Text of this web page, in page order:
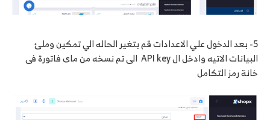
5- بعد الدخول علي الاعدادات قم بتغير الحاله الي تمكين وملئ
البيانات الاتيه وادخل ال API key الى تم نسخه من ماى فاتورة فى
خانة رمز التكامل